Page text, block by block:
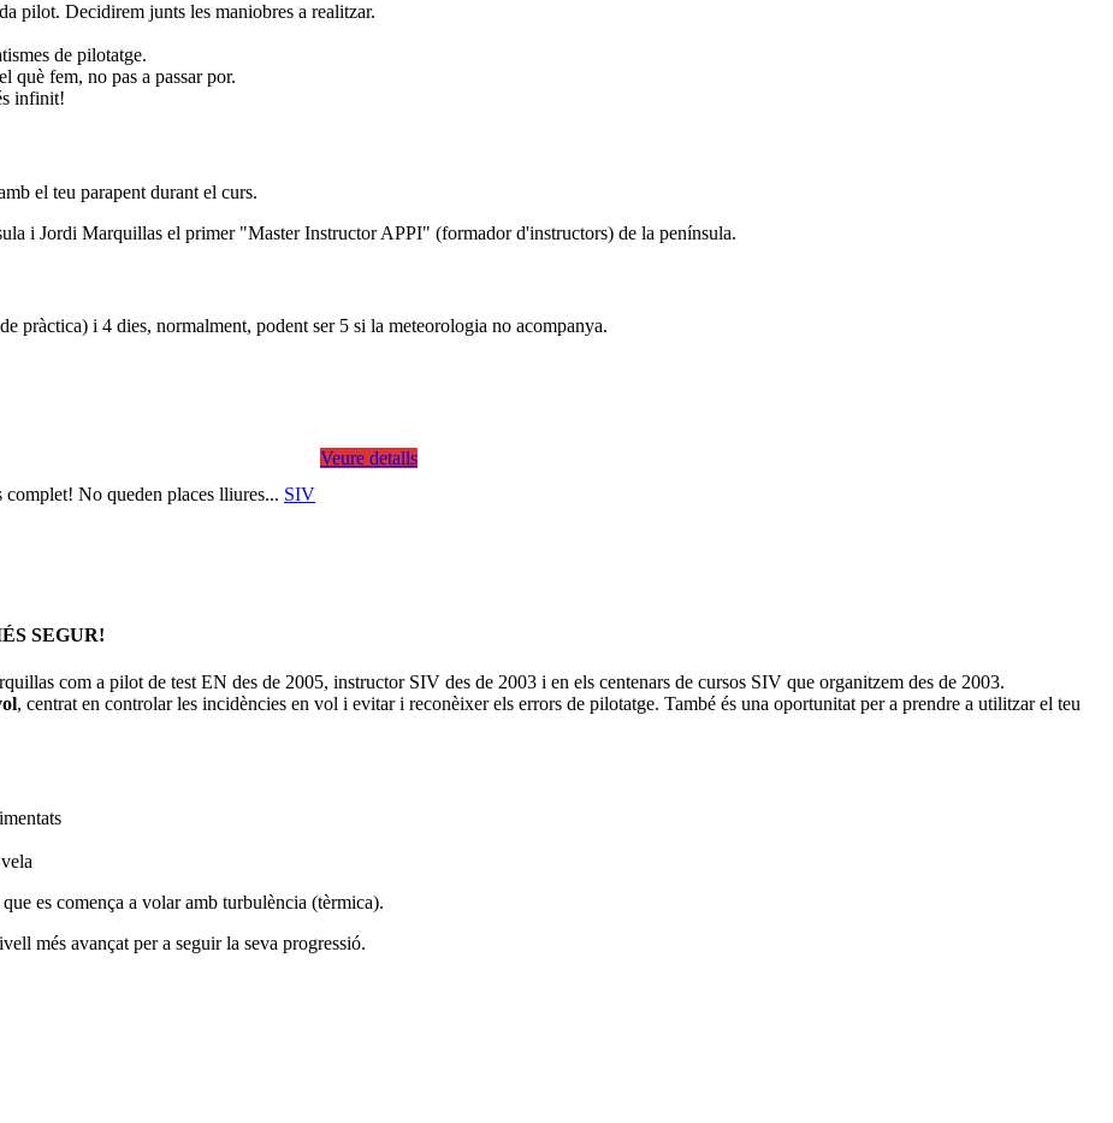
pilot. Decidirem junts les maniobres a realitzar.
de pilotatge.
què fem, no pas a passar por.
infinit!
el teu parapent durant el curs.
i Jordi Marquillas el primer "Master Instructor APPI" (formador d'instructors) de la península.
pràctica) i 4 dies, normalment, podent ser 5 si la meteorologia no acompanya.
complet! No queden places lliures... SIV
Veure detalls
SEGUR!
com a pilot de test EN des de 2005, instructor SIV des de 2003 i en els centenars de cursos SIV que organitzem des de 2003.
, centrat en controlar les incidències en vol i evitar i reconèixer els errors de pilotatge. També és una oportunitat per a prendre a utilitzar el teu
es comença a volar amb turbulència (tèrmica).
més avançat per a seguir la seva progressió.